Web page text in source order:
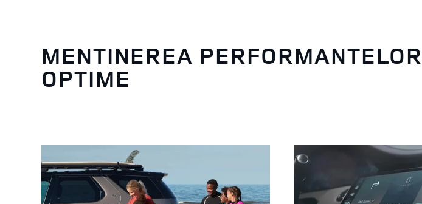
MENTINEREA PERFORMANTELOR
OPTIME